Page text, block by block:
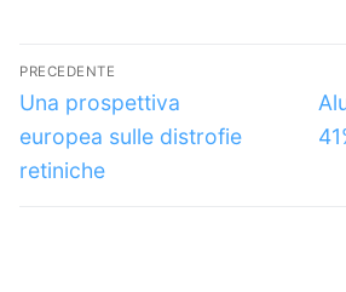
Navigazione
articoli
PRECEDENTE
Articolo
precedente:
Una prospettiva
europea sulle distrofie
retiniche